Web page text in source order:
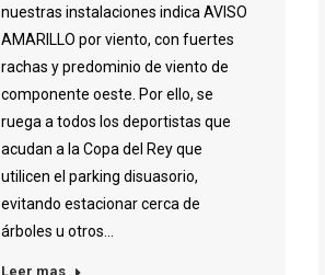
nuestras instalaciones indica AVISO
AMARILLO por viento, con fuertes
rachas y predominio de viento de
componente oeste. Por ello, se
ruega a todos los deportistas que
acudan a la Copa del Rey que
utilicen el parking disuasorio,
evitando estacionar cerca de
árboles u otros…
Leer mas